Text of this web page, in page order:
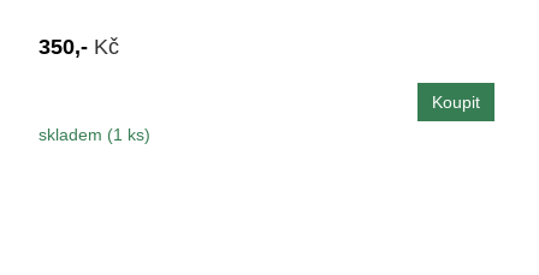
350,- Kč
skladem (1 ks)